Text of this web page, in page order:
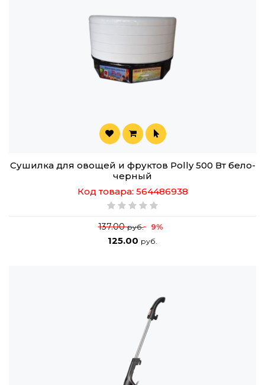
Сушилка для овощей и фруктов Polly 500 Вт бело-
черный
Код товара: 564486938
137.00руб. 9%
125.00 руб.